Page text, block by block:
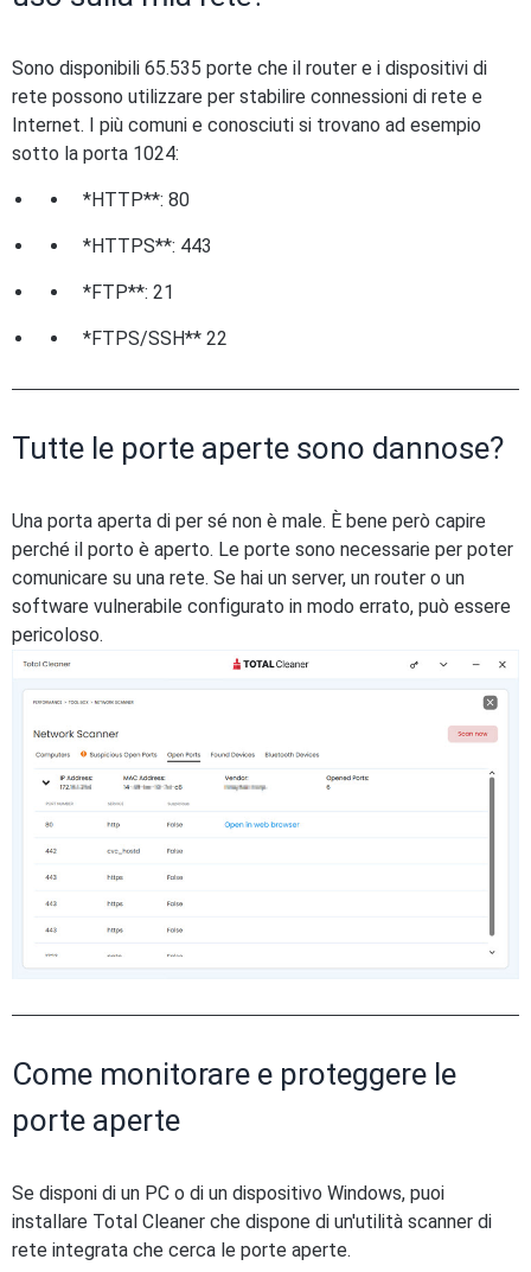
Sono disponibili 65.535 porte che il router e i dispositivi di
rete possono utilizzare per stabilire connessioni di rete e
Internet. I più comuni e conosciuti si trovano ad esempio
sotto la porta 1024:
*HTTP**: 80
*HTTPS**: 443
*FTP**: 21
*FTPS/SSH** 22
Tutte le porte aperte sono dannose?
Una porta aperta di per sé non è male. È bene però capire
perché il porto è aperto. Le porte sono necessarie per poter
comunicare su una rete. Se hai un server, un router o un
software vulnerabile configurato in modo errato, può essere
pericoloso.
Come monitorare e proteggere le
porte aperte
Se disponi di un PC o di un dispositivo Windows, puoi
installare Total Cleaner che dispone di un'utilità scanner di
rete integrata che cerca le porte aperte.